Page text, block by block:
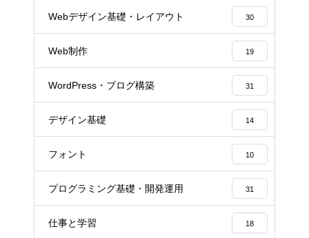
Webデザイン基礎・レイアウト 30
Web制作 19
WordPress・ブログ構築 31
デザイン基礎 14
フォント 10
プログラミング基礎・開発運用 31
仕事と学習 18